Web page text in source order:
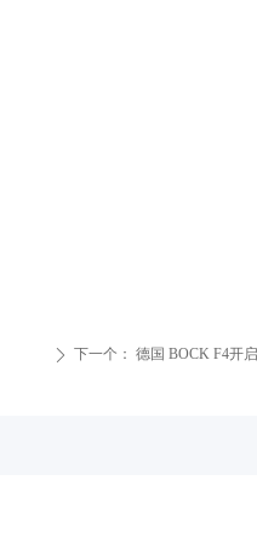
ꄲ 下一个： 德国 BOCK F4开